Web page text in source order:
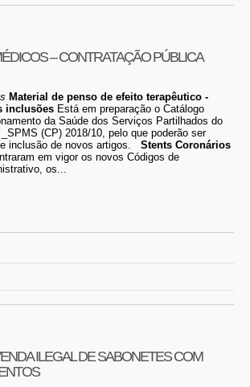
– CONTRATAÇÃO PÚBLICA
Material de penso de efeito terapêutico -
inclusões Está em preparação o Catálogo
da Saúde dos Serviços Partilhados do
(CP) 2018/10, pelo que poderão ser
inclusão de novos artigos. Stents Coronários
em vigor os novos Códigos de
os...
ILEGAL DE SABONETES COM